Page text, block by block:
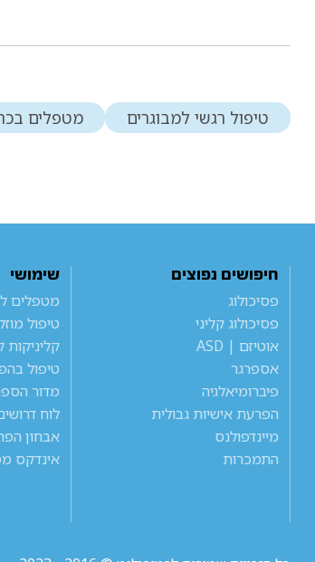
טיפול רגשי למבוגרים מטפלים
חיפושים נפוצים
פסיכולוג
פסיכולוג קליני
אוטיזם | ASD
אספרגר
פיברומיאלגיה
הפרעת אישיות גבולית
מיינדפולנס
התמכרות
שימושי
מטפלים
טיפול
טיפול
מדור
לוח
אבחון
אינדקס